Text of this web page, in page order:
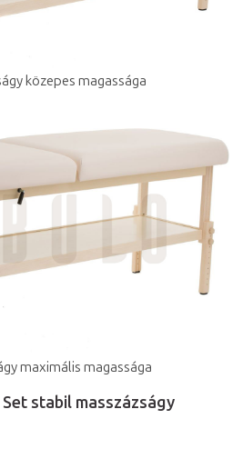
közepes magassága
maximális magassága
stabil masszázságy